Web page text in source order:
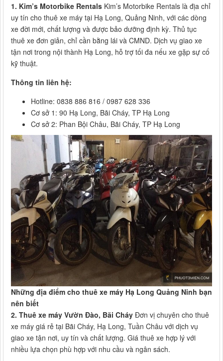
1. Kim’s Motorbike Rentals Kim’s Motorbike Rentals là địa chỉ
uy tín cho thuê xe máy tại Hạ Long, Quảng Ninh, với các dòng
xe đời mới, chất lượng và được bảo dưỡng định kỳ. Thủ tục
thuê xe đơn giản, chỉ cần bằng lái và CMND. Dịch vụ giao xe
tận nơi trong nội thành Hạ Long, hỗ trợ tối đa nếu xe gặp sự cố
kỹ thuật.
Thông tin liên hệ:
Hotline: 0838 886 816 / 0987 628 336
Cơ sở 1: 90 Hạ Long, Bãi Cháy, TP Hạ Long
Cơ sở 2: Phan Bội Châu, Bãi Cháy, TP Hạ Long
Những địa điểm cho thuê xe máy Hạ Long Quảng Ninh bạn
nên biết
2. Thuê xe máy Vườn Đào, Bãi Cháy Đơn vị chuyên cho thuê
xe máy giá rẻ tại Bãi Cháy, Hạ Long, Tuần Châu với dịch vụ
giao xe tận nơi, uy tín và chất lượng. Giá thuê xe hợp lý với
nhiều lựa chọn phù hợp với nhu cầu và ngân sách.